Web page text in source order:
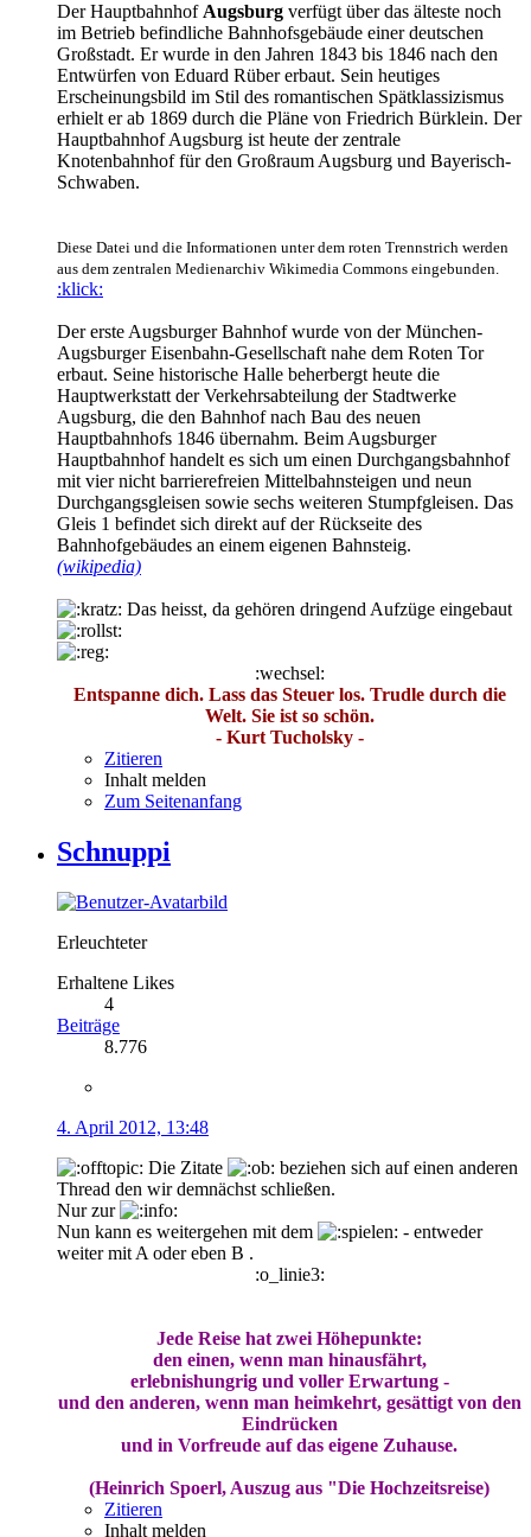
Der Hauptbahnhof Augsburg verfügt über das älteste noch
im Betrieb befindliche Bahnhofsgebäude einer deutschen
Großstadt. Er wurde in den Jahren 1843 bis 1846 nach den
Entwürfen von Eduard Rüber erbaut. Sein heutiges
Erscheinungsbild im Stil des romantischen Spätklassizismus
erhielt er ab 1869 durch die Pläne von Friedrich Bürklein. Der
Hauptbahnhof Augsburg ist heute der zentrale
Knotenbahnhof für den Großraum Augsburg und Bayerisch-
Schwaben.
Diese Datei und die Informationen unter dem roten Trennstrich werden
aus dem zentralen Medienarchiv Wikimedia Commons eingebunden.
:klick:
Der erste Augsburger Bahnhof wurde von der München-
Augsburger Eisenbahn-Gesellschaft nahe dem Roten Tor
erbaut. Seine historische Halle beherbergt heute die
Hauptwerkstatt der Verkehrsabteilung der Stadtwerke
Augsburg, die den Bahnhof nach Bau des neuen
Hauptbahnhofs 1846 übernahm. Beim Augsburger
Hauptbahnhof handelt es sich um einen Durchgangsbahnhof
mit vier nicht barrierefreien Mittelbahnsteigen und neun
Durchgangsgleisen sowie sechs weiteren Stumpfgleisen. Das
Gleis 1 befindet sich direkt auf der Rückseite des
Bahnhofgebäudes an einem eigenen Bahnsteig.
(wikipedia)
Das heisst, da gehören dringend Aufzüge eingebaut
:wechsel:
Entspanne dich. Lass das Steuer los. Trudle durch die
Welt. Sie ist so schön.
- Kurt Tucholsky -
Zitieren
Inhalt melden
Zum Seitenanfang
Schnuppi
Erleuchteter
Erhaltene Likes
4
Beiträge
8.776
4. April 2012, 13:48
Die Zitate
beziehen sich auf einen anderen
Thread den wir demnächst schließen.
Nur zur
Nun kann es weitergehen mit dem
- entweder
weiter mit A oder eben B .
:o_linie3:
Jede Reise hat zwei Höhepunkte:
den einen, wenn man hinausfährt,
erlebnishungrig und voller Erwartung -
und den anderen, wenn man heimkehrt, gesättigt von den
Eindrücken
und in Vorfreude auf das eigene Zuhause.
(Heinrich Spoerl, Auszug aus "Die Hochzeitsreise)
Zitieren
Inhalt melden